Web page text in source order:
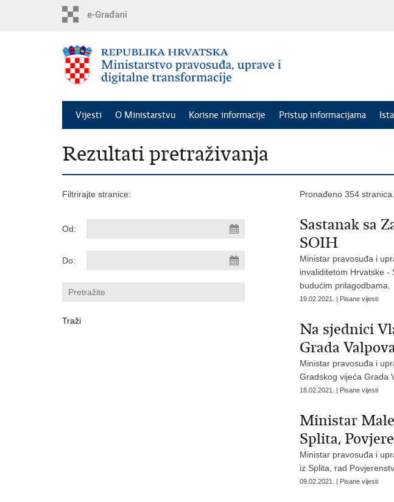
Vijesti O Ministarstvu Korisne informacije Pristup informacijama
Rezultati pretraživanja
Filtrirajte stranice:
Od:
Do:
Pronađeno 354 stranica.
Sastanak sa
SOIH
Ministar pravosuđa i
invaliditetom Hrvatske -
budućim prilagodbama.
19.02.2021. | Pisane vijesti
Na sjednici
Grada
Ministar pravosuđa i
Gradskog vijeća Grada
18.02.2021. | Pisane vijesti
Ministar
Splita,
Ministar pravosuđa i
iz Splita, rad
09.02.2021. | Pisane vijesti